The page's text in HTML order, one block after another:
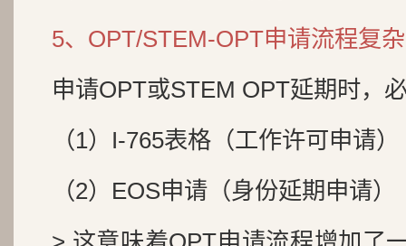
5、OPT/STEM-OPT申请流程复
申请OPT或STEM OPT延期时，
（1）I-765表格（工作许可申请）
（2）EOS申请（身份延期申请）